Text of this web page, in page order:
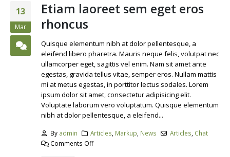
13
Mar
Etiam laoreet sem eget eros
rhoncus
Quisque elementum nibh at dolor pellentesque, a
eleifend libero pharetra. Mauris neque felis, volutpat nec
ullamcorper eget, sagittis vel enim. Nam sit amet ante
egestas, gravida tellus vitae, semper eros. Nullam mattis
mi at metus egestas, in porttitor lectus sodales. Lorem
ipsum dolor sit amet, consectetur adipisicing elit.
Voluptate laborum vero voluptatum. Quisque elementum
nibh at dolor pellentesque, a eleifend...
By admin Articles Markup News Articles Chat
Comments Off